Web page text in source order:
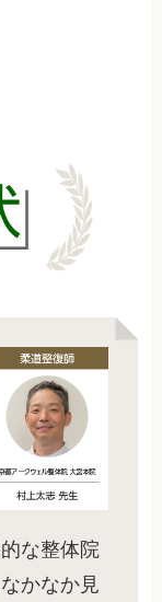
な整体院
かなか見